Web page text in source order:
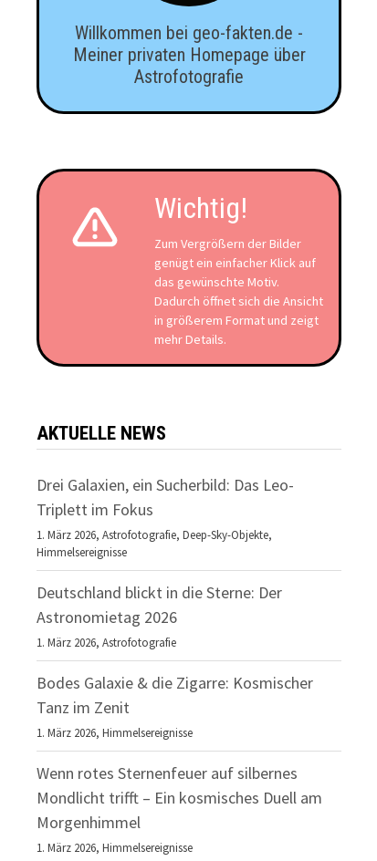
Willkommen bei geo-fakten.de -
Meiner privaten Homepage über
Astrofotografie
Wichtig!
Zum Vergrößern der Bilder
genügt ein einfacher Klick auf
das gewünschte Motiv.
Dadurch öffnet sich die Ansicht
in größerem Format und zeigt
mehr Details.
AKTUELLE NEWS
Drei Galaxien, ein Sucherbild: Das Leo-
Triplett im Fokus
1. März 2026,Astrofotografie,Deep-Sky-Objekte,
Himmelsereignisse
Deutschland blickt in die Sterne: Der
Astronomietag 2026
1. März 2026,Astrofotografie
Bodes Galaxie & die Zigarre: Kosmischer
Tanz im Zenit
1. März 2026,Himmelsereignisse
Wenn rotes Sternenfeuer auf silbernes
Mondlicht trifft – Ein kosmisches Duell am
Morgenhimmel
1. März 2026,Himmelsereignisse